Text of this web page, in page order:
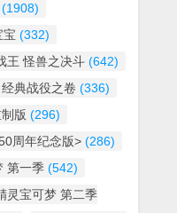
(1908)
宝 (332)
王 怪兽之决斗 (642)
典战役之卷 (336)
版 (296)
周年纪念版> (286)
第一季 (542)
灵宝可梦 第二季